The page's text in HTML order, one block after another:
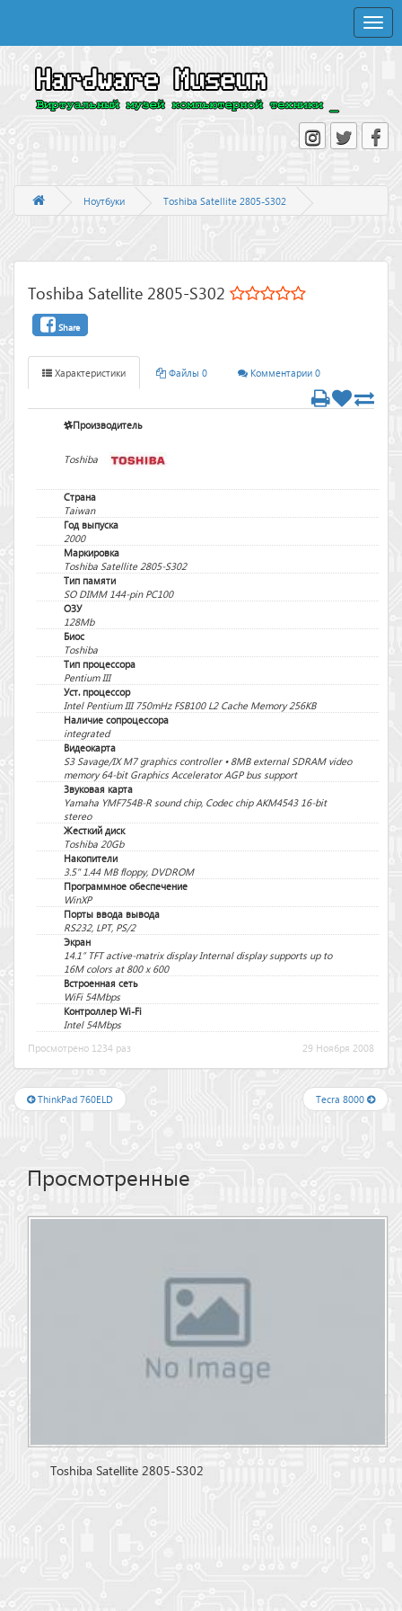
Toggle
Ноутбуки Toshiba Satellite 2805-S302
Toshiba Satellite 2805-S302
Share
Характеристики Файлы 0 Комментарии 0
Производитель
Toshiba
Страна
Taiwan
Год выпуска
2000
Маркировка
Toshiba Satellite 2805-S302
Тип памяти
SO DIMM 144-pin PC100
ОЗУ
128Mb
Биос
Toshiba
Тип процессора
Pentium III
Уст. процессор
Intel Pentium III 750mHz FSB100 L2 Cache Memory 256KB
Наличие сопроцессора
integrated
Видеокарта
S3 Savage/IX M7 graphics controller • 8MB external SDRAM video
memory 64-bit Graphics Accelerator AGP bus support
Звуковая карта
Yamaha YMF754B-R sound chip, Codec chip AKM4543 16-bit
stereo
Жесткий диск
Toshiba 20Gb
Накопители
3.5" 1.44 MB floppy, DVDROM
Программное обеспечение
WinXP
Порты ввода вывода
RS232, LPT, PS/2
Экран
14.1” TFT active-matrix display Internal display supports up to
16M colors at 800 x 600
Встроенная сеть
WiFi 54Mbps
Контроллер Wi-Fi
Intel 54Mbps
Просмотрено 1234 раз
29 Ноября 2008
ThinkPad 760ELD Tecra 8000
Просмотренные
Toshiba Satellite 2805-S302